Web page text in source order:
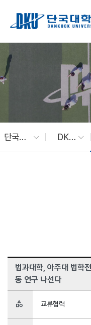
단국대 소식 DKU News
법과대학, 아주대 법학
동 연구 나선다
category 교류협력